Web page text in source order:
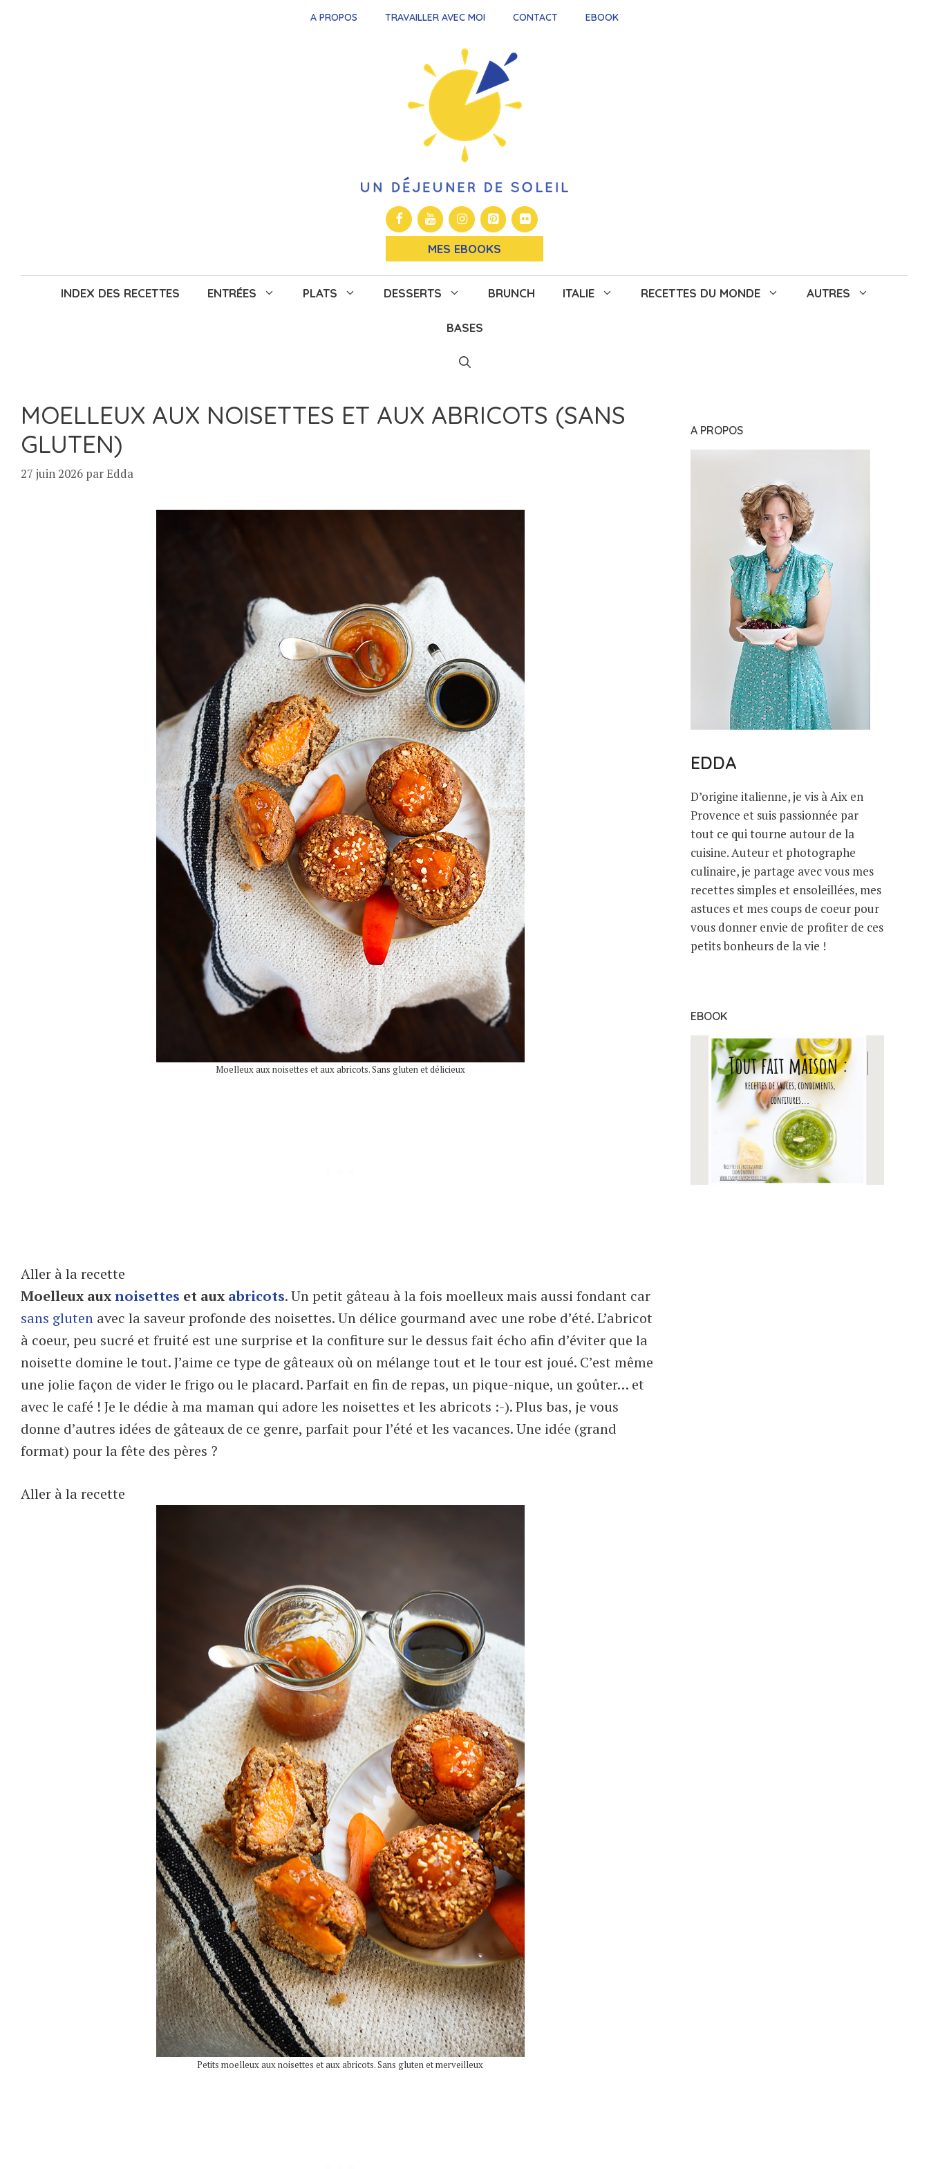
A PROPOS TRAVAILLER AVEC MOI CONTACT EBOOK
MES EBOOKS
INDEX DES RECETTES ENTRÉES PLATS DESSERTS BRUNCH ITALIE RECETTES DU MONDE AUTRES
BASES
MOELLEUX AUX NOISETTES ET AUX ABRICOTS (SANS
GLUTEN)
27 juin 2026 parEdda
Moelleux aux noisettes et aux abricots. Sans gluten et délicieux
Aller à la recette
Moelleux auxnoisettes et aux abricots. Un petit gâteau à la fois moelleux mais aussi fondant car
sans gluten avec la saveur profonde des noisettes. Un délice gourmand avec une robe d’été. L’abricot
à coeur, peu sucré et fruité est une surprise et la confiture sur le dessus fait écho afin d’éviter que la
noisette domine le tout. J’aime ce type de gâteaux où on mélange tout et le tour est joué. C’est même
une jolie façon de vider le frigo ou le placard. Parfait en fin de repas, un pique-nique, un goûter… et
avec le café ! Je le dédie à ma maman qui adore les noisettes et les abricots :-). Plus bas, je vous
donne d’autres idées de gâteaux de ce genre, parfait pour l’été et les vacances. Une idée (grand
format) pour la fête des pères ?
Aller à la recette
Petits moelleux aux noisettes et aux abricots. Sans gluten et merveilleux
A PROPOS
EDDA
D’origine italienne, je vis à Aix en
Provence et suis passionnée par
tout ce qui tourne autour de la
cuisine. Auteur et photographe
culinaire, je partage avec vous mes
recettes simples et ensoleillées, mes
astuces et mes coups de coeur pour
vous donner envie de profiter de ces
petits bonheurs de la vie !
EBOOK